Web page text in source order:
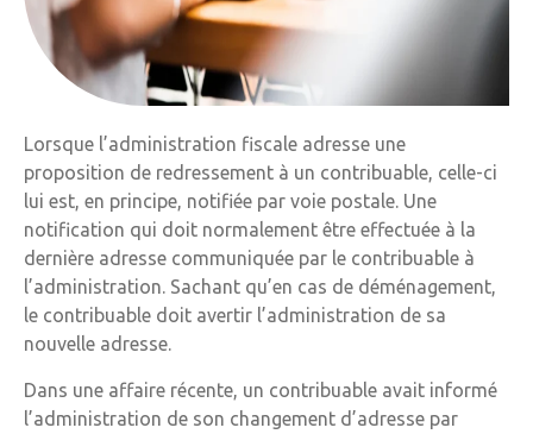
Lorsque l’administration fiscale adresse une
proposition de redressement à un contribuable, celle-ci
lui est, en principe, notifiée par voie postale. Une
notification qui doit normalement être effectuée à la
dernière adresse communiquée par le contribuable à
l’administration. Sachant qu’en cas de déménagement,
le contribuable doit avertir l’administration de sa
nouvelle adresse.
Dans une affaire récente, un contribuable avait informé
l’administration de son changement d’adresse par